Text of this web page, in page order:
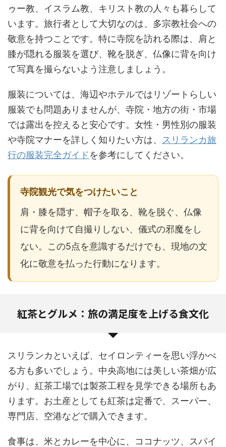
ゥー教、イスラム教、キリスト教の人々も暮らして
います。旅行者として大切なのは、多宗教社会への
敬意を持つことです。特に寺院を訪れる際は、肩と
膝が隠れる服装を選び、靴を脱ぎ、仏像に背を向け
て写真を撮らないよう注意しましょう。
服装については、海辺やホテルではリゾートらしい
服装でも問題ありませんが、寺院・地方の街・市場
では露出を控えると安心です。女性・男性別の服装
や寺院マナーを詳しく知りたい方は、
スリランカ旅
行の服装完全ガイドを参考にしてください。
寺院観光で気をつけたいこと
肩・膝を隠す、帽子を取る、靴を脱ぐ、仏像
に背を向けて自撮りしない、儀式の邪魔をし
ない。この5点を意識するだけでも、現地の文
化に敬意を払った行動になります。
紅茶とグルメ：旅の満足度を上げる食文化
スリランカといえば、セイロンティーを思い浮かべ
る方も多いでしょう。中央高地には美しい茶畑が広
がり、紅茶工場では製茶工程を見学できる場所もあ
ります。お土産としても紅茶は定番で、スーパー、
専門店、空港などで購入できます。
食事は、米とカレーを中心に、ココナッツ、スパイ